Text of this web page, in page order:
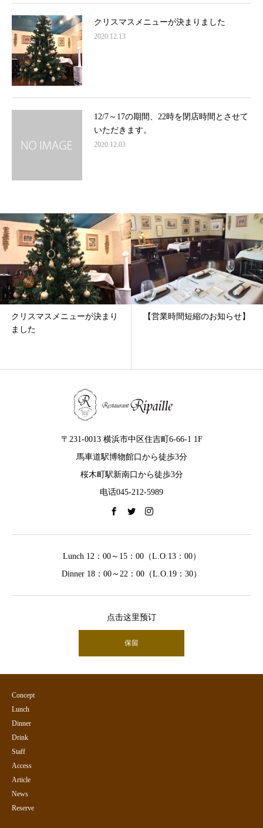
クリスマスメニューが決まりました
2020.12.13
12/7～17の期間、22時を閉店時間とさせて
いただきます。
2020.12.03
【営業時間短縮のお知らせ】
12/7～17の期間、22時を閉店
〒231-0013 横浜市中区住吉町6-66-1 1F
馬車道駅博物館口から徒歩3分
桜木町駅新南口から徒歩3分
电话045-212-5989
Lunch 12：00～15：00（L.O.13：00）
Dinner 18：00～22：00（L.O.19：30）
点击这里预订
保留
Concept
Lunch
Dinner
Drink
Staff
Access
Article
News
Reserve